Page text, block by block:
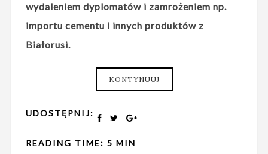
wydaleniem dyplomatów i zamrożeniem np.
importu cementu i innych produktów z
Białorusi.
KONTYNUUJ
UDOSTĘPNIJ:
READING TIME: 5 MIN